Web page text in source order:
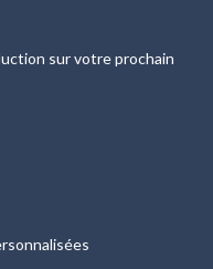
sur votre prochain